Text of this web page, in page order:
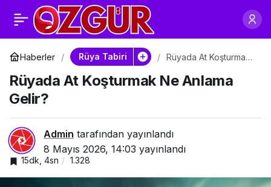
Haberler Rüya Tabiri
Rüyada At Koşturmak
Rüyada At Koşturmak Ne Anlama
Gelir?
Admin tarafından yayınlandı
8 Mayıs 2026, 14:03 yayınlandı
15dk, 4sn 1.328
Rüyada Şahlanmış At
Görmek Ne Anlama
Gelir?
Paylaş